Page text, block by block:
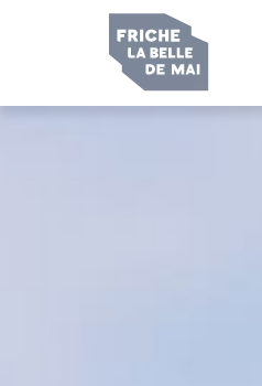
Panneau de gestion des cookies